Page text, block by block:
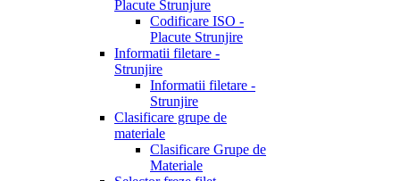
Placute Strunjure
Codificare ISO -
Placute Strunjire
Informatii filetare -
Strunjire
Informatii filetare -
Strunjire
Clasificare grupe de
materiale
Clasificare Grupe de
Materiale